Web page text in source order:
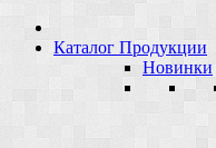
Каталог Продукции
Новинки